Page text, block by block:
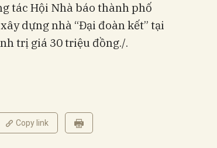
tác Hội Nhà báo thành phố
dựng nhà “Đại đoàn kết” tại
trị giá 30 triệu đồng./.
Copy link